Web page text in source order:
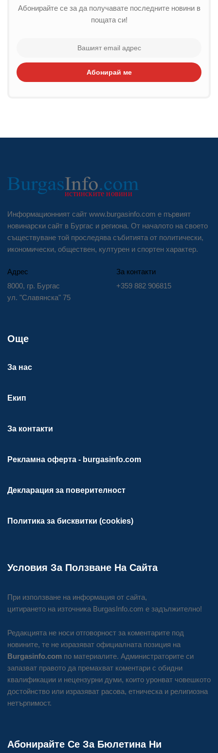
Абонирайте се за да получавате последните новини в
пощата си!
Абонирай ме
Информационният сайт www.burgasinfo.com е първият
новинарски сайт в Бургас и региона. От началото на своето
съществуване той проследява събитията от политически,
икономически, обществен, културен и спортен характер.
Адрес
8000, гр. Бургас
ул. "Славянска" 75
За контакти
+359 882 906815
Още
За нас
Екип
За контакти
Рекламна оферта - burgasinfo.com
Декларация за поверителност
Политика за бисквитки (cookies)
Условия За Ползване На Сайта
При използване на информация от сайта,
цитирането на източника BurgasInfo.com е задължително!
Редакцията не носи отговорност за коментарите под
новините, те не изразяват официалната позиция на
Burgasinfo.com по материалите. Администраторите си
запазват правото да премахват коментари с обидни
квалификации и нецензурни думи, които уронват човешкото
достойнство или изразяват расова, етническа и религиозна
нетърпимост.
Абонирайте Се За Бюлетина Ни